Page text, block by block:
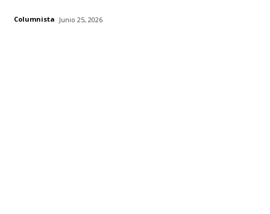
Columnista Junio 25, 2026